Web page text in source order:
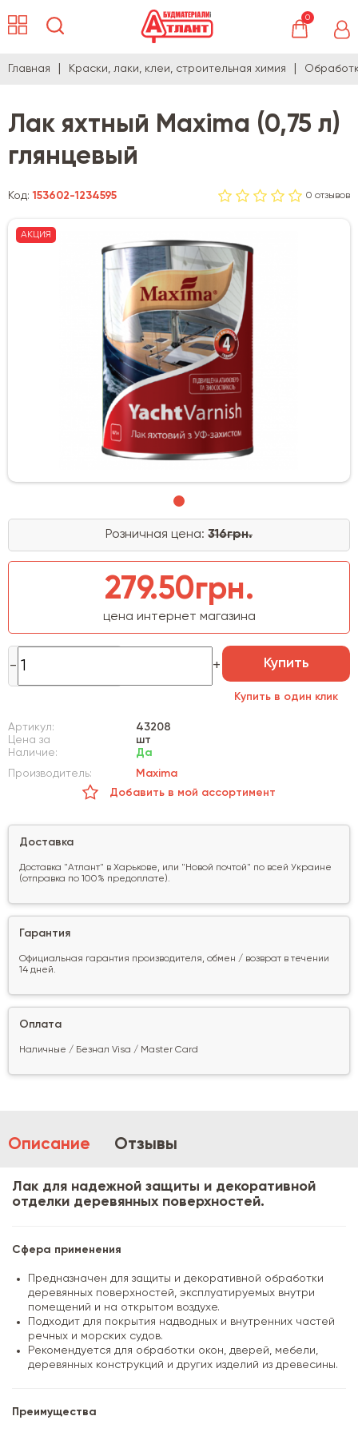
0
Главная Краски, лаки, клеи, строительная химия
Лак яхтный Maxima (0,75 л)
глянцевый
Код:153602-1234595 0 отзывов
АКЦИЯ
Розничная цена: 316грн.
279.50грн.
цена интернет магазина
Купить
Купить в один клик
Артикул:
43208
Цена за
шт
Наличие:
Да
Производитель:
Maxima
Добавить в мой ассортимент
Доставка
Доставка "Атлант" в Харькове, или "Новой почтой" по всей Украине
(отправка по 100% предоплате).
Гарантия
Официальная гарантия производителя, обмен / возврат в течении
14 дней.
Оплата
Наличные / Безнал Visa / Master Card
Описание Отзывы
Лак для надежной защиты и декоративной
отделки деревянных поверхностей.
Сфера применения
Предназначен для защиты и декоративной обработки
деревянных поверхностей, эксплуатируемых внутри
помещений и на открытом воздухе.
Подходит для покрытия надводных и внутренних частей
речных и морских судов.
Рекомендуется для обработки окон, дверей, мебели,
деревянных конструкций и других изделий из древесины.
Преимущества